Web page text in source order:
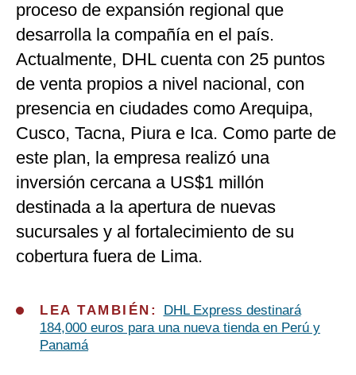
proceso de expansión regional que
desarrolla la compañía en el país.
Actualmente, DHL cuenta con 25 puntos
de venta propios a nivel nacional, con
presencia en ciudades como Arequipa,
Cusco, Tacna, Piura e Ica. Como parte de
este plan, la empresa realizó una
inversión cercana a US$1 millón
destinada a la apertura de nuevas
sucursales y al fortalecimiento de su
cobertura fuera de Lima.
LEA TAMBIÉN:
DHL Express destinará
184,000 euros para una nueva tienda en Perú y
Panamá